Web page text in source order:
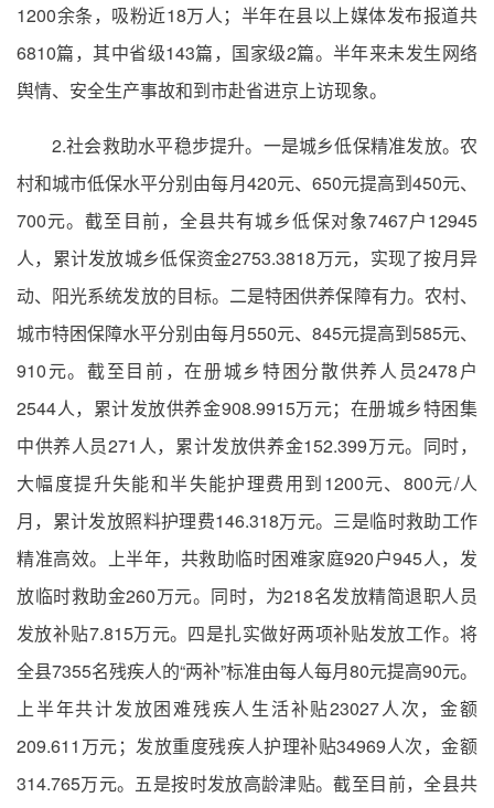
1200余条，吸粉近18万人；半年在县以上媒体发布报道共
6810篇，其中省级143篇，国家级2篇。半年来未发生网络
舆情、安全生产事故和到市赴省进京上访现象。
2.社会救助水平稳步提升。一是城乡低保精准发放。农
村和城市低保水平分别由每月420元、650元提高到450元、
700元。截至目前，全县共有城乡低保对象7467户12945
人，累计发放城乡低保资金2753.3818万元，实现了按月异
动、阳光系统发放的目标。二是特困供养保障有力。农村、
城市特困保障水平分别由每月550元、845元提高到585元、
910元。截至目前，在册城乡特困分散供养人员2478户
2544人，累计发放供养金908.9915万元；在册城乡特困集
中供养人员271人，累计发放供养金152.399万元。同时，
大幅度提升失能和半失能护理费用到1200元、800元/人
月，累计发放照料护理费146.318万元。三是临时救助工作
精准高效。上半年，共救助临时困难家庭920户945人，发
放临时救助金260万元。同时，为218名发放精简退职人员
发放补贴7.815万元。四是扎实做好两项补贴发放工作。将
全县7355名残疾人的“两补”标准由每人每月80元提高90元。
上半年共计发放困难残疾人生活补贴23027人次，金额
209.611万元；发放重度残疾人护理补贴34969人次，金额
314.765万元。五是按时发放高龄津贴。截至目前，全县共